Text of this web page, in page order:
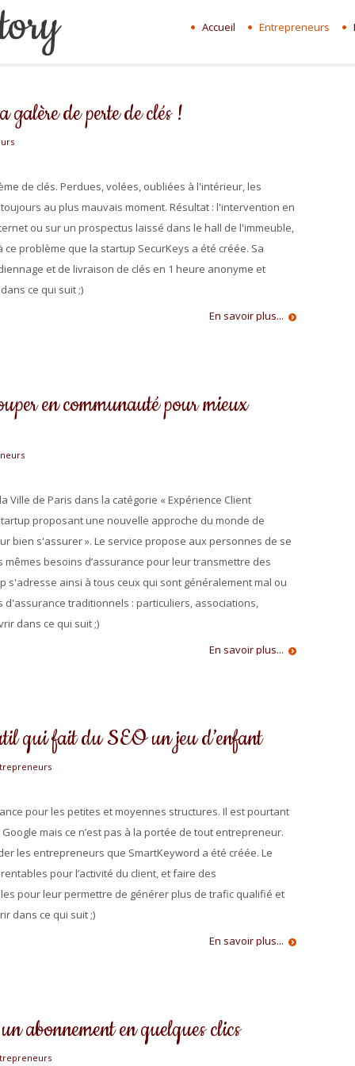
Accueil Entrepreneurs
de perte de clés !
de clés. Perdues, volées, oubliées à l'intérieur, les
au plus mauvais moment. Résultat : l'intervention en
ou sur un prospectus laissé dans le hall de l'immeuble,
problème que la startup SecurKeys a été créée. Sa
et de livraison de clés en 1 heure anonyme et
ce qui suit ;)
En savoir plus...
en communauté pour mieux
Ville de Paris dans la catégorie « Expérience Client
proposant une nouvelle approche du monde de
bien s'assurer ». Le service propose aux personnes de se
besoins d’assurance pour leur transmettre des
s'adresse ainsi à tous ceux qui sont généralement mal ou
traditionnels : particuliers, associations,
dans ce qui suit ;)
En savoir plus...
qui fait du SEO un jeu d’enfant
pour les petites et moyennes structures. Il est pourtant
mais ce n’est pas à la portée de tout entrepreneur.
les entrepreneurs que SmartKeyword a été créée. Le
pour l’activité du client, et faire des
pour leur permettre de générer plus de trafic qualifié et
dans ce qui suit ;)
En savoir plus...
abonnement en quelques clics